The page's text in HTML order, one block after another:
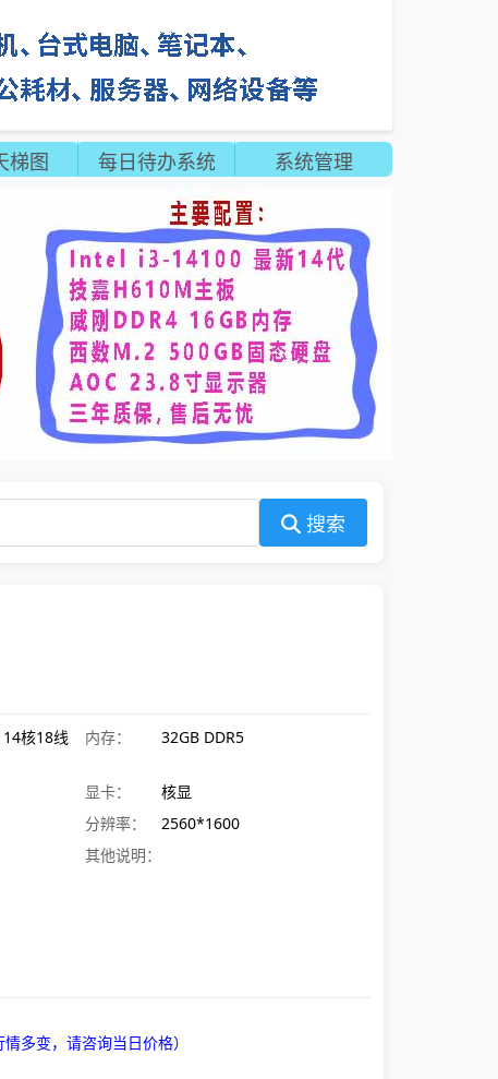
梯图 每日待办系统 系统管理
搜索
核18线
内存： 32GB DDR5
显卡：
核显
分辨率：
2560*1600
其他说明：
情多变，请咨询当日价格）